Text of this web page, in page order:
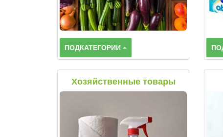
ПОДКАТЕГОРИИ
Хозяйственные товары